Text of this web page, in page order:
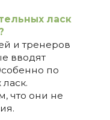
ласк
и тренеров
вводят
по
что они не